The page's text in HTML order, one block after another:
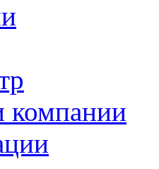
компании